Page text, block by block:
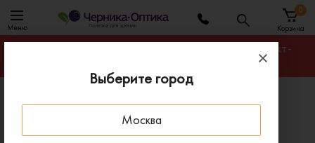
Выберите город
Москва
Меню Корзина
0
Гарантируем лучшую цену на любую оправу в Санкт-
Главная
Оправы для очков
Оправа EMPORIO ARMANI EA 1027 3001